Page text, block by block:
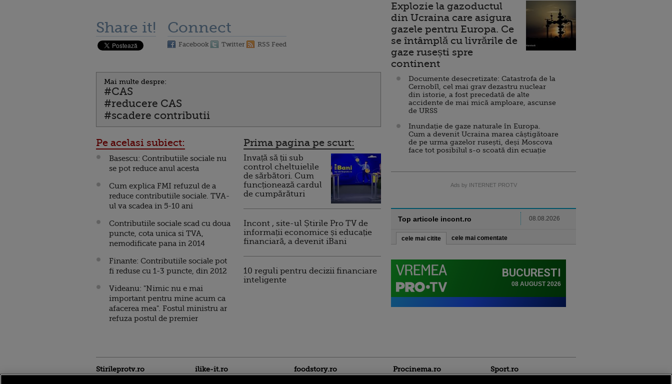
Share it! Connect
Facebook Twitter RSS Feed
Mai multe despre:
#CAS
#reducere CAS
#scadere contributii
Pe acelasi subiect:
Basescu: Contributiile sociale nu
se pot reduce anul acesta
Cum explica FMI refuzul de a
reduce contributiile sociale. TVA-
ul va scadea in 5-10 ani
Contributiile sociale scad cu doua
puncte, cota unica si TVA,
nemodificate pana in 2014
Finante: Contributiile sociale pot
fi reduse cu 1-3 puncte, din 2012
Videanu: "Nimic nu e mai
important pentru mine acum ca
afacerea mea". Fostul ministru ar
refuza postul de premier
Prima pagina pe scurt:
Invață să ții sub
control cheltuielile
de sărbători. Cum
funcționează cardul
de cumpărături
Incont , site-ul Știrile Pro TV de
informații economice și educație
financiară, a devenit iBani
10 reguli pentru decizii financiare
inteligente
Explozie la gazoductul
din Ucraina care asigura
gazele pentru Europa. Ce
se întâmplă cu livrările de
gaze rusești spre
continent
Documente desecretizate: Catastrofa de la
Cernobîl, cel mai grav dezastru nuclear
din istorie, a fost precedată de alte
accidente de mai mică amploare, ascunse
de URSS
Inundație de gaze naturale în Europa.
Cum a devenit Ucraina marea câștigătoare
de pe urma gazelor rusești, deși Moscova
face tot posibilul s-o scoată din ecuație
Ads by INTERNET PROTV
Top articole incont.ro 08.08.2026
cele mai citite cele mai comentate
Stirileprotv.ro ilike-it.ro foodstory.ro Procinema.ro Sport.ro